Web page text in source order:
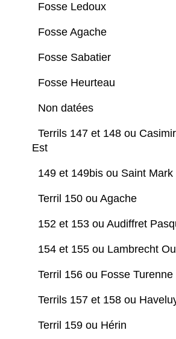
Fosse Ledoux
Fosse Agache
Fosse Sabatier
Fosse Heurteau
Non datées
Terrils 147 et 148 ou
Est
149 et 149bis ou Saint Mark
Terril 150 ou Agache
152 et 153 ou Audiffret
154 et 155 ou Lambrecht
Terril 156 ou Fosse Turenne
Terrils 157 et 158 ou
Terril 159 ou Hérin